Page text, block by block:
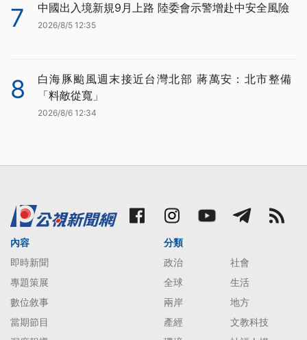
7 中國出入境新規9月上路 陸委會示警增赴中安全風險
2026/8/5 12:35
8
白海豚颱風週末接近台灣北部 蔣萬安：北市整備
「料敵從寬」
2026/8/6 12:34
內容
即時新聞
專題策展
數位敘事
當期節目
分類
政治
社會
全球
生活
兩岸
地方
產經
文教科技